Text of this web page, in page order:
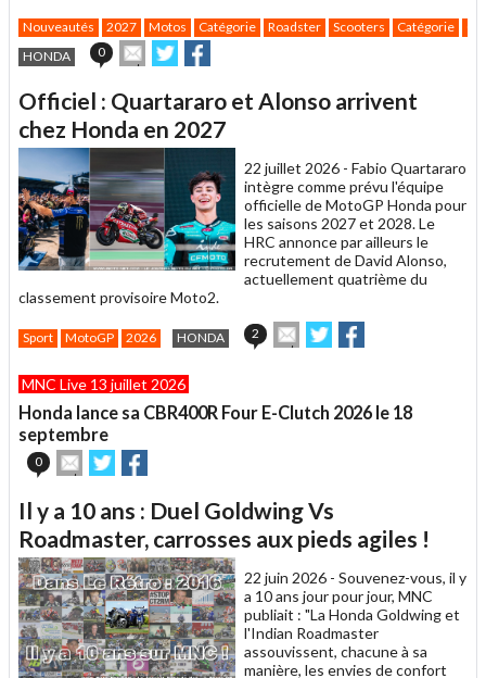
Nouveautés 2027 Motos Catégorie Roadster Scooters Catégorie
GT
HONDA
0
Envoyer
cet
à
un
ami
Partager
sur sur
Officiel : Quartararo et Alonso arrivent
chez Honda en 2027
22 juillet 2026 - Fabio Quartararo
intègre comme prévu l'équipe
officielle de MotoGP Honda pour
les saisons 2027 et 2028. Le
HRC annonce par ailleurs le
recrutement de David Alonso,
actuellement quatrième du
classement provisoire Moto2.
Sport MotoGP 2026 HONDA 2
Envoyer
cet
un
ami
Partager
sur sur
MNC Live 13 juillet 2026
Honda lance sa CBR400R Four E-Clutch 2026 le 18
septembre
0
Envoyer
cet
à
un
ami
Partager
sur sur
Il y a 10 ans : Duel Goldwing Vs
Roadmaster, carrosses aux pieds agiles !
22 juin 2026 - Souvenez-vous, il y
a 10 ans jour pour jour, MNC
publiait : "La Honda Goldwing et
l'Indian Roadmaster
assouvissent, chacune à sa
manière, les envies de confort